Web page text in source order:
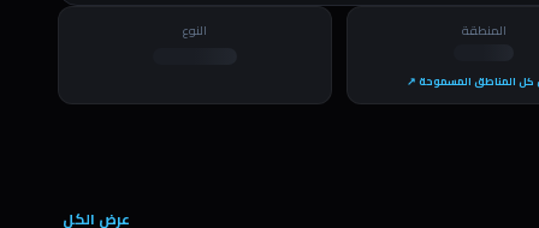
المنطقة
المناطق المسموحة ↗
النوع
عرض الكل